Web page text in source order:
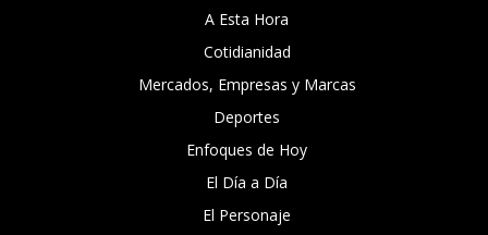
A Esta Hora
Cotidianidad
Mercados, Empresas y Marcas
Deportes
Enfoques de Hoy
El Día a Día
El Personaje